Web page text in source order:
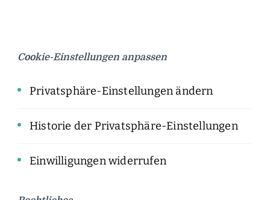
Cookie-Einstellungen anpassen
Privatsphäre-Einstellungen ändern
Historie der Privatsphäre-Einstellungen
Einwilligungen widerrufen